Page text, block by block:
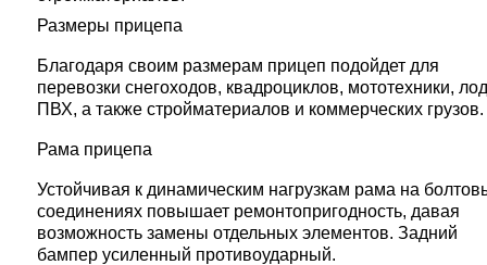
Размеры прицепа
Благодаря своим размерам прицеп подойдет для
перевозки снегоходов, квадроциклов, мототехники,
ПВХ, а также стройматериалов и коммерческих грузов.
Рама прицепа
Устойчивая к динамическим нагрузкам рама на
соединениях повышает ремонтопригодность, давая
возможность замены отдельных элементов. Задний
бампер усиленный противоударный.